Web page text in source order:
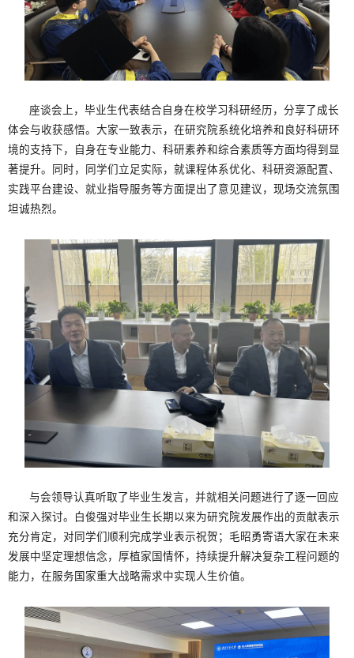
座谈会上，毕业生代表结合自身在校学习科研经历，分享了成长
体会与收获感悟。大家一致表示，在研究院系统化培养和良好科研环
境的支持下，自身在专业能力、科研素养和综合素质等方面均得到显
著提升。同时，同学们立足实际，就课程体系优化、科研资源配置、
实践平台建设、就业指导服务等方面提出了意见建议，现场交流氛围
坦诚热烈。
与会领导认真听取了毕业生发言，并就相关问题进行了逐一回应
和深入探讨。白俊强对毕业生长期以来为研究院发展作出的贡献表示
充分肯定，对同学们顺利完成学业表示祝贺；毛昭勇寄语大家在未来
发展中坚定理想信念，厚植家国情怀，持续提升解决复杂工程问题的
能力，在服务国家重大战略需求中实现人生价值。